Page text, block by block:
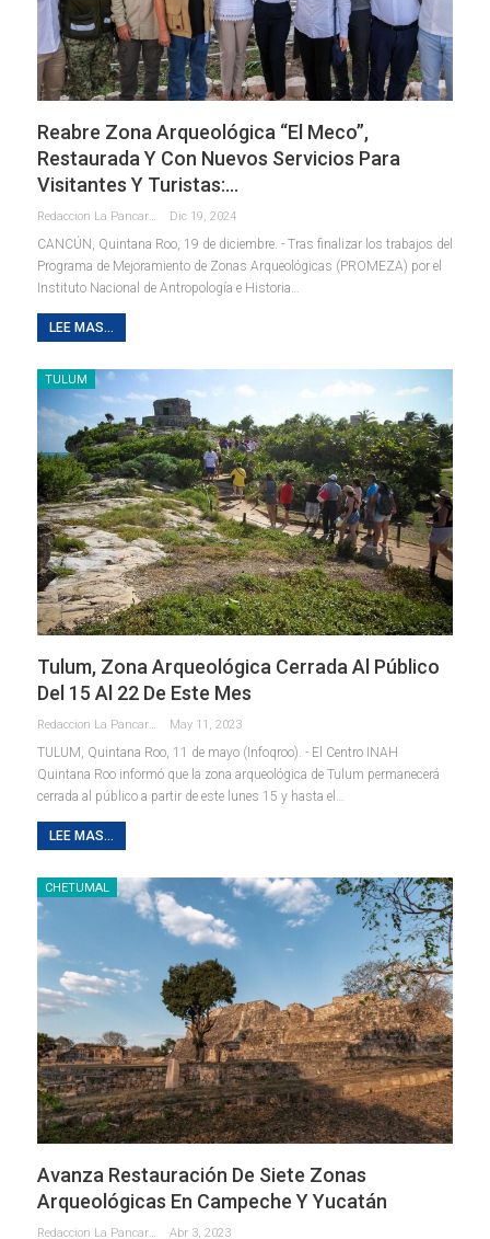
Reabre Zona Arqueológica “El Meco”,
Restaurada Y Con Nuevos Servicios Para
Visitantes Y Turistas:…
Dic 19, 2024
CANCÚN, Quintana Roo, 19 de diciembre. - Tras finalizar los trabajos del
Programa de Mejoramiento de Zonas Arqueológicas (PROMEZA) por el
Instituto Nacional de Antropología e Historia
LEE MAS...
TULUM
Tulum, Zona Arqueológica Cerrada Al Público
Del 15 Al 22 De Este Mes
Redaccion La Pancarta De Quintana Roo May 11, 2023
TULUM, Quintana Roo, 11 de mayo (Infoqroo). - El Centro INAH
Quintana Roo informó que la zona arqueológica de Tulum permanecerá
cerrada al público a partir de este lunes 15 y hasta el
LEE MAS...
CHETUMAL
Avanza Restauración De Siete Zonas
Arqueológicas En Campeche Y Yucatán
Redaccion La Pancarta De Quintana Roo Abr 3, 2023